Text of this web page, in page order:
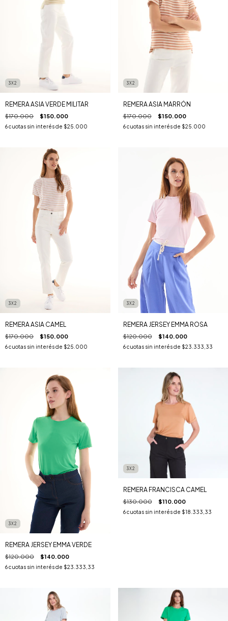
3X2
REMERA ASIA VERDE MILITAR
$170.000 $150.000
6cuotas sin interés de $25.000
3X2
REMERA ASIA MARRÓN
$170.000 $150.000
6 cuotas sin interés de $25.000
3X2
REMERA ASIA CAMEL
$170.000 $150.000
6cuotas sin interés de $25.000
3X2
REMERA JERSEY EMMA ROSA
$120.000 $140.000
6 cuotas sin interés de $23.333,33
3X2
REMERA JERSEY EMMA VERDE
$120.000 $140.000
6cuotas sin interés de $23.333,33
3X2
REMERA FRANCISCA CAMEL
$130.000 $110.000
6 cuotas sin interés de $18.333,33